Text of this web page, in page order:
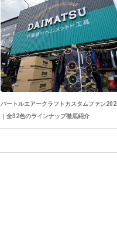
バートルエアークラフトカスタムファン
｜全32色のラインナップ徹底紹介